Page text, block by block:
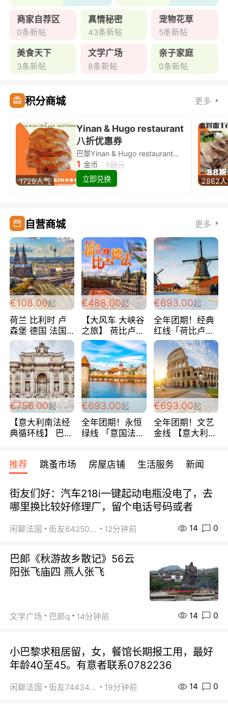
商家自荐区
0条新帖
真情秘密
43条新帖
宠物花草
5条新帖
美食天下
3条新帖
文学广场
8条新帖
亲子家庭
0条新帖
积分商城 更多
1729人气
Yinan & Hugo restaurant
八折优惠券
巴黎Yinan & Hugo restaurant除简餐类全场8折
1 金币
5欧元
立即兑换
2862
自营商城 更多
€108.00起
荷兰 比利时 卢
森堡 德国 法国
超爽玩遍西欧 循
环线 全程四星宾
馆 108欧/人/天
€488.00起
【大风车 大峡谷
之旅】 荷比卢德
法 巴黎上下 经
典五国四日游
488欧/人
€693.00起
全年团期！经典
红线「荷比卢德
法」七天循环 五
国 仅售99欧/人/
天！巴黎上下！
包拼房~
€756.00起
【意大利南法经
典循环线】 巴黎
宾馆 108欧/天起
全程756欧/位
€693.00起
全年团期！永恒
绿线 「意国法
欧/天起 ~包拼房
€693.00起
全年团期！文艺
金线 【意大利一
每周铁发！
推荐 跳蚤市场 房屋店铺 生活服务 新闻
街友们好：汽车218i一键起动电瓶没电了，去
哪里换比较好修理厂，留个电话号码或者
闲聊法国 街友64250024 12分钟前 14 0
巴郞《秋游故乡散记》56云
阳张飞庙四 燕人张飞
文学广场 巴郞q 14分钟前 14 0
小巴黎求租居留，女，餐馆长期报工用，最好
年龄40至45。有意者联系0782236
闲聊法国 街友74434350 19分钟前 14 0